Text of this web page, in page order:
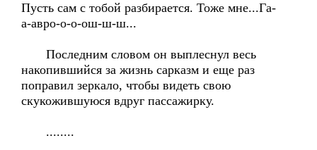
Пусть сам с тобой разбирается. Тоже мне...Га-
а-авро-о-о-ош-ш-ш...
Последним словом он выплеснул весь
накопившийся за жизнь сарказм и еще раз
поправил зеркало, чтобы видеть свою
скукожившуюся вдруг пассажирку.
........